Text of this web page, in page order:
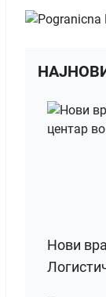
Нови